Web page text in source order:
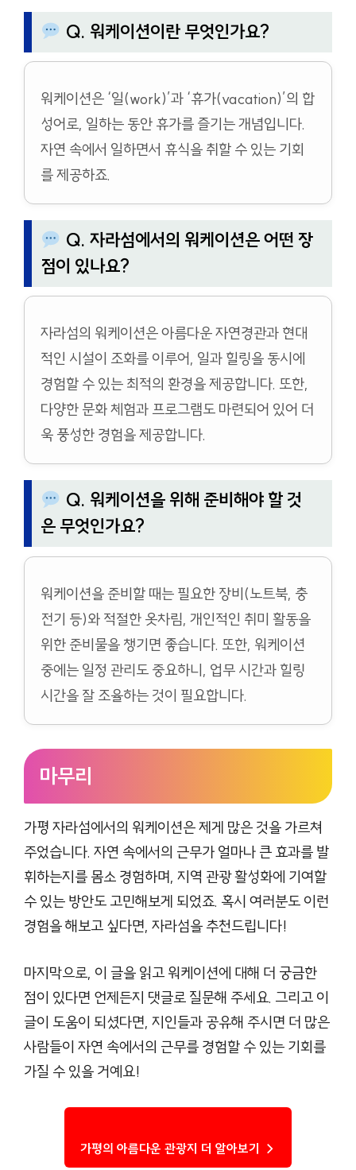
Q. 워케이션이란 무엇인가요?
워케이션은 ‘일(work)’과 ‘휴가(vacation)’의 합
성어로, 일하는 동안 휴가를 즐기는 개념입니다.
자연 속에서 일하면서 휴식을 취할 수 있는 기회
를 제공하죠.
Q. 자라섬에서의 워케이션은 어떤 장
점이 있나요?
자라섬의 워케이션은 아름다운 자연경관과 현대
적인 시설이 조화를 이루어, 일과 힐링을 동시에
경험할 수 있는 최적의 환경을 제공합니다. 또한,
다양한 문화 체험과 프로그램도 마련되어 있어 더
욱 풍성한 경험을 제공합니다.
Q. 워케이션을 위해 준비해야 할 것
은 무엇인가요?
워케이션을 준비할 때는 필요한 장비(노트북, 충
전기 등)와 적절한 옷차림, 개인적인 취미 활동을
위한 준비물을 챙기면 좋습니다. 또한, 워케이션
중에는 일정 관리도 중요하니, 업무 시간과 힐링
시간을 잘 조율하는 것이 필요합니다.
마무리
가평 자라섬에서의 워케이션은 제게 많은 것을 가르쳐
주었습니다. 자연 속에서의 근무가 얼마나 큰 효과를 발
휘하는지를 몸소 경험하며, 지역 관광 활성화에 기여할
수 있는 방안도 고민해보게 되었죠. 혹시 여러분도 이런
경험을 해보고 싶다면, 자라섬을 추천드립니다!
마지막으로, 이 글을 읽고 워케이션에 대해 더 궁금한
점이 있다면 언제든지 댓글로 질문해 주세요. 그리고 이
글이 도움이 되셨다면, 지인들과 공유해 주시면 더 많은
사람들이 자연 속에서의 근무를 경험할 수 있는 기회를
가질 수 있을 거예요!
가평의 아름다운 관광지 더 알아보기 →